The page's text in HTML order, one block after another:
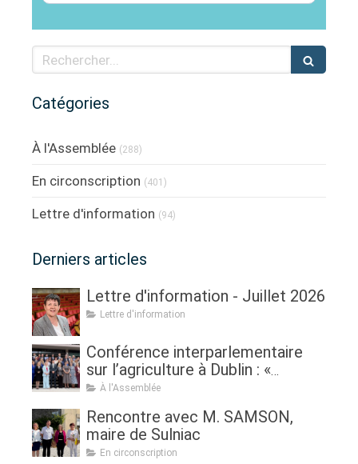
Rechercher
Catégories
À l'Assemblée (288)
En circonscription (401)
Lettre d'information (94)
Derniers articles
Lettre d'information - Juillet 2026
Lettre d'information
Conférence interparlementaire
sur l’agriculture à Dublin : «
Assurer l'avenir de l'agriculture, de
Renouveau générationnel,
femmes dans l'agriculture et
sécurité alimentaire »
À l'Assemblée
Rencontre avec M. SAMSON,
maire de Sulniac
En circonscription